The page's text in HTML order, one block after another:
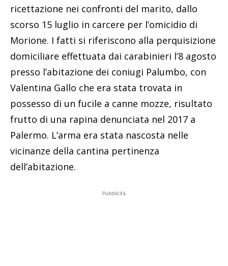
ricettazione nei confronti del marito, dallo
scorso 15 luglio in carcere per l’omicidio di
Morione. I fatti si riferiscono alla perquisizione
domiciliare effettuata dai carabinieri l’8 agosto
presso l’abitazione dei coniugi Palumbo, con
Valentina Gallo che era stata trovata in
possesso di un fucile a canne mozze, risultato
frutto di una rapina denunciata nel 2017 a
Palermo. L’arma era stata nascosta nelle
vicinanze della cantina pertinenza
dell’abitazione.
Pubblicità